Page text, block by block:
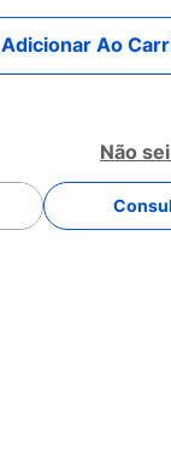
Adicionar Ao
Não